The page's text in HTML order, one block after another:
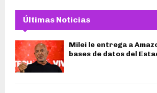
Últimas Noticias
Milei le entrega a
bases de datos del